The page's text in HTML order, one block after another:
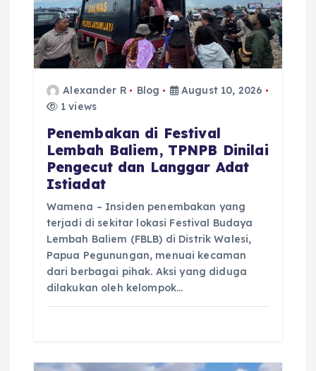
o
Alexander R Blog
August 10, 2026
1 views
Penembakan di Festival
Lembah Baliem, TPNPB Dinilai
Pengecut dan Langgar Adat
Istiadat
Wamena – Insiden penembakan yang
terjadi di sekitar lokasi Festival Budaya
Lembah Baliem (FBLB) di Distrik Walesi,
Papua Pegunungan, menuai kecaman
dari berbagai pihak. Aksi yang diduga
dilakukan oleh kelompok…